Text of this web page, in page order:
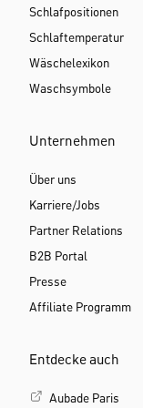
Schlafpositionen
Schlaftemperatur
Wäschelexikon
Waschsymbole
Unternehmen
Über uns
Karriere/Jobs
Partner Relations
B2B Portal
Presse
Affiliate Programm
Entdecke auch
Aubade Paris